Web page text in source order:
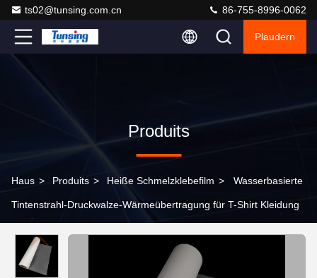
ts02@tunsing.com.cn 86-755-8996-0062
Plaudern
Produits
Haus > Produits > Heiße Schmelzklebefilm > Wasserbasierte
Tintenstrahl-Druckwalze-Wärmeübertragung für T-Shirt Kleidung